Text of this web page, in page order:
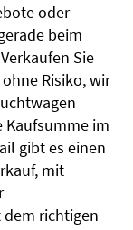
oder
beim
Sie
Risiko, wir
Kaufsumme im
gibt es einen
mit
richtigen